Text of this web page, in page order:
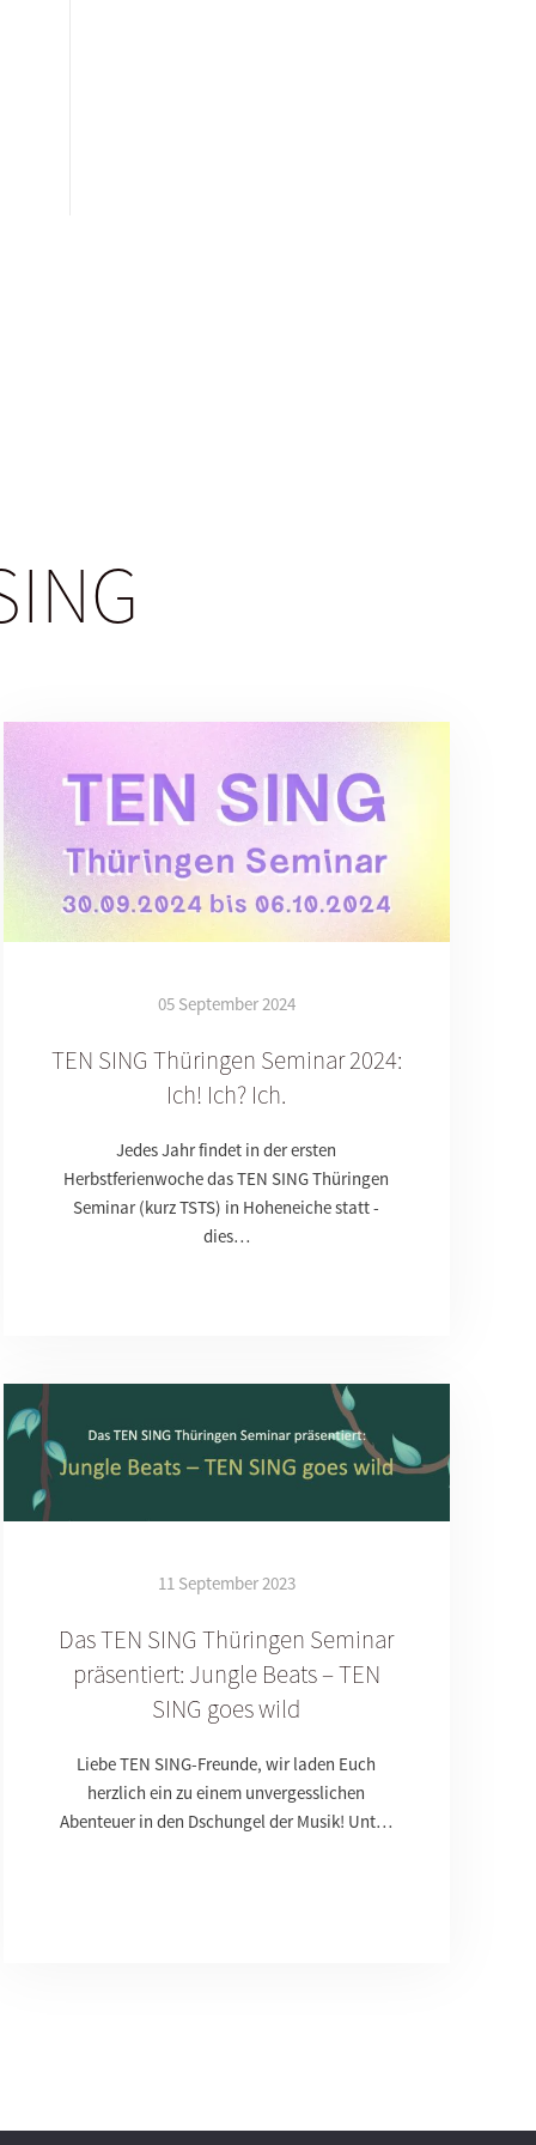
05 September 2024
TEN SING Thüringen Seminar 2024:
Ich! Ich? Ich.
Jedes Jahr findet in der ersten
Herbstferienwoche das TEN SING Thüringen
Seminar (kurz TSTS) in Hoheneiche statt -
dies…
11 September 2023
Das TEN SING Thüringen Seminar
präsentiert: Jungle Beats – TEN
SING goes wild
Liebe TEN SING-Freunde, wir laden Euch
herzlich ein zu einem unvergesslichen
Abenteuer in den Dschungel der Musik! Unt…